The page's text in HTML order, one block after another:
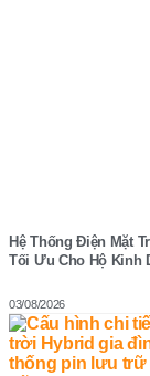
Hệ Thống Điện Mặt
Tối Ưu Cho Hộ Kinh
03/08/2026